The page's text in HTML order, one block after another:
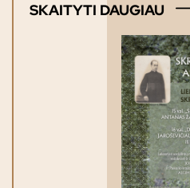
lektoriai: Maloniai
SKAITYTI DAUGIAU